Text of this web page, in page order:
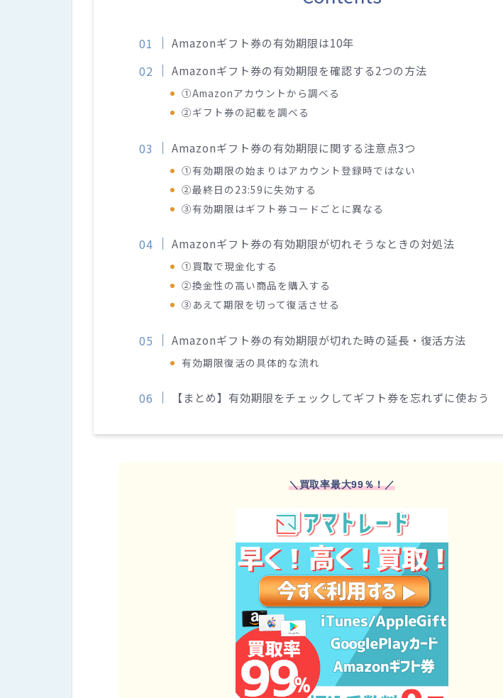
Amazonギフト券の有効期限は10年
Amazonギフト券の有効期限を確認する2つの方法
①Amazonアカウントから調べる
②ギフト券の記載を調べる
Amazonギフト券の有効期限に関する注意点3つ
①有効期限の始まりはアカウント登録時ではない
②最終日の23:59に失効する
③有効期限はギフト券コードごとに異なる
Amazonギフト券の有効期限が切れそうなときの対処法
①買取で現金化する
②換金性の高い商品を購入する
③あえて期限を切って復活させる
Amazonギフト券の有効期限が切れた時の延長・復活方法
有効期限復活の具体的な流れ
【まとめ】有効期限をチェックしてギフト券を忘れずに使おう
＼買取率最大99％！／